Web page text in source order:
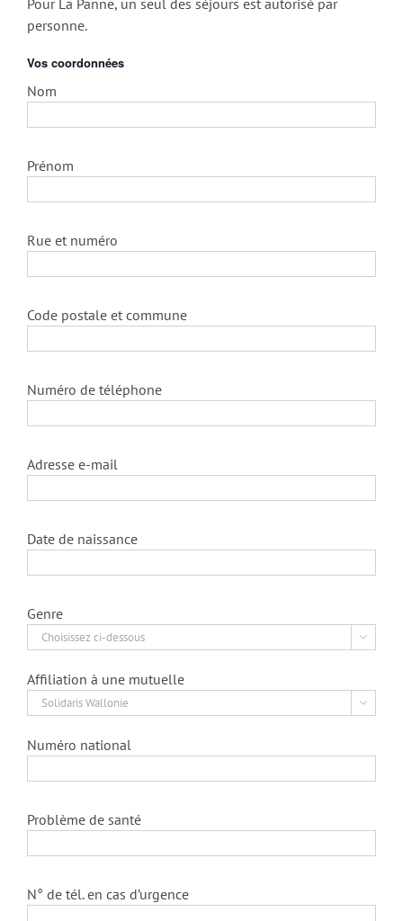
Pour La Panne, un seul des séjours est autorisé par
personne.
Vos coordonnées
Nom
Prénom
Rue et numéro
Code postale et commune
Numéro de téléphone
Adresse e-mail
Date de naissance
Genre

Affiliation à une mutuelle

Numéro national
Problème de santé
N° de tél. en cas d’urgence